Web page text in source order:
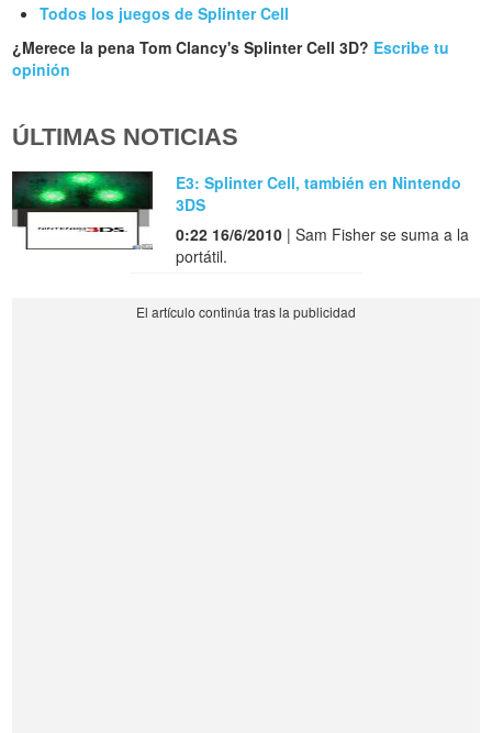
Todos los juegos de Splinter Cell
¿Merece la pena Tom Clancy's Splinter Cell 3D? Escribe tu
opinión
ÚLTIMAS NOTICIAS
E3: Splinter Cell, también en Nintendo
3DS
0:22 16/6/2010 | Sam Fisher se suma a la
portátil.